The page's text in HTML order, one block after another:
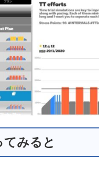
みると